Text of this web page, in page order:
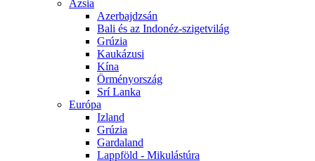
Ázsia
Azerbajdzsán
Bali és az Indonéz-szigetvilág
Grúzia
Kaukázusi
Kína
Örményország
Srí Lanka
Európa
Izland
Grúzia
Gardaland
Lappföld - Mikulástúra